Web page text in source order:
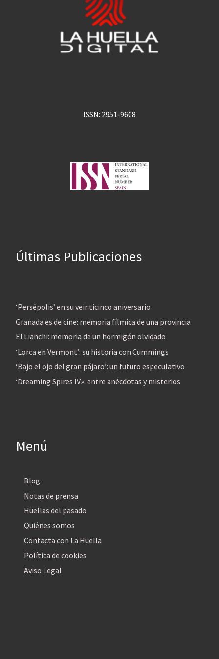
ISSN: 2951-9608
Últimas Publicaciones
‘Persépolis’ en su veinticinco aniversario
Granada es de cine: memoria fílmica de una provincia
El Lianchi: memoria de un hormigón olvidado
‘Lorca en Vermont’: su historia con Cummings
‘Bajo el ojo del gran pájaro’: un futuro especulativo
‘Dreaming Spires IV»: entre anécdotas y misterios
Menú
Blog
Notas de prensa
Huellas del pasado
Quiénes somos
Contacta con La Huella
Política de cookies
Aviso Legal